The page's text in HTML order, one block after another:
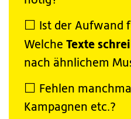
⬜️ Ist der Aufwand
Welche Texte
nach ähnlichem
⬜️ Fehlen
Kampagnen etc.?